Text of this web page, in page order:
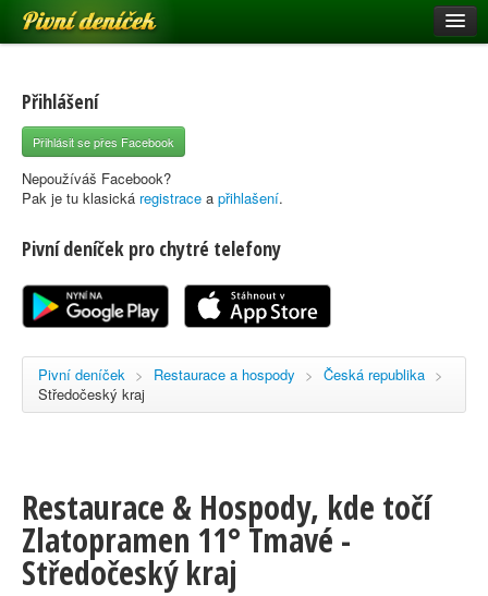
Pivní deníček
Pivní mapa
Pivní značky
Nápověda
Registrace
Přihlášení
Přihlásit se přes Facebook
Nepoužíváš Facebook?
Pak je tu klasická registrace a přihlašení.
Pivní deníček pro chytré telefony
Pivní deníček > Restaurace a hospody > Česká republika >
Středočeský kraj
Restaurace & Hospody, kde točí
Zlatopramen 11° Tmavé -
Středočeský kraj